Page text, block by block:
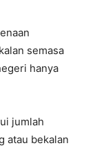
semasa
hanya
jumlah
atau bekalan